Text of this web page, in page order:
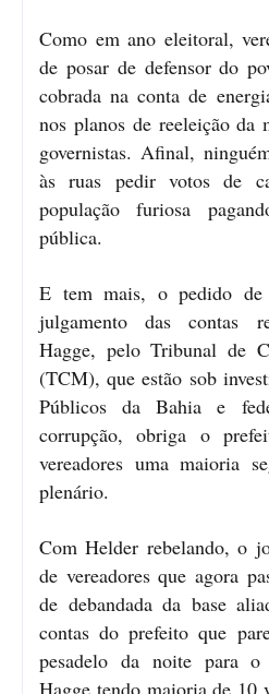
Como em ano eleitoral,
de posar de defensor do
cobrada na conta de
nos planos de reeleição da
governistas. Afinal,
às ruas pedir votos de
população furiosa
pública.
E tem mais, o pedido de
julgamento das contas
Hagge, pelo Tribunal de
(TCM), que estão sob
Públicos da Bahia e
corrupção, obriga o
vereadores uma maioria
plenário.
Com Helder rebelando, o
de vereadores que agora
de debandada da base
contas do prefeito que
pesadelo da noite para
Hagge tendo maioria de 10